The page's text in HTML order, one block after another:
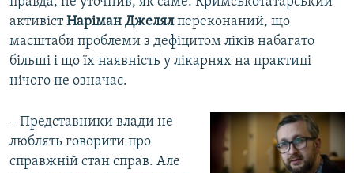
активістНаріман Джелялпереконаний, що
масштаби проблеми з дефіцитом ліків набагато
більші і що їх наявність у лікарнях на практиці
нічого не означає.
– Представники влади не
люблять говорити про
справжній стан справ. Але